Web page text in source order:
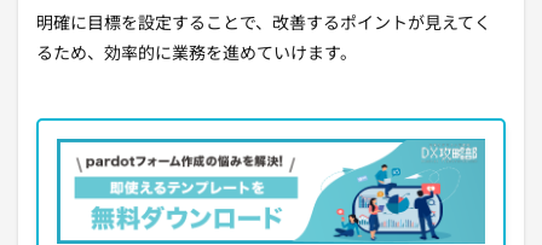
明確に目標を設定することで、改善するポイントが見えてく
るため、効率的に業務を進めていけます。